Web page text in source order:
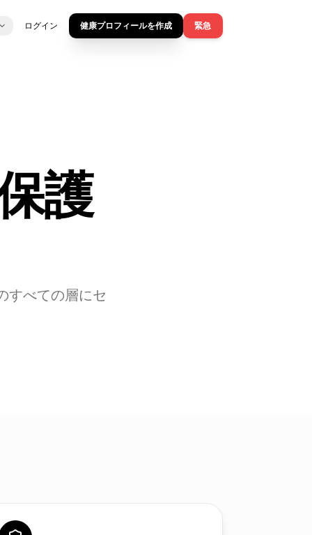
ログイン 健康プロフィールを作成 緊急
護
すべての層にセ